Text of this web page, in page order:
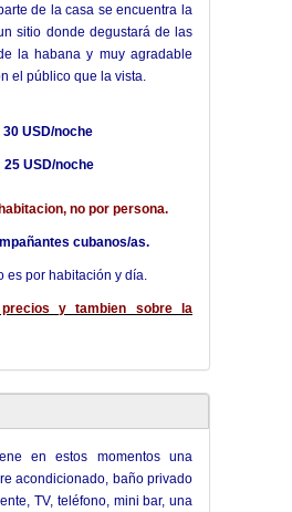
de la casa se encuentra la
sitio donde degustará de las
la habana y muy agradable
el público que la vista.
30 USD/noche
25 USD/noche
no por persona.
cubanos/as.
es por habitación y día.
y tambien sobre la
en estos momentos una
acondicionado, baño privado
TV, teléfono, mini bar, una